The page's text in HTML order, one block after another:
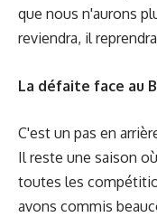
que nous n'aurons
reviendra, il
La défaite face au
C'est un pas en
Il reste une saison
toutes les
avons commis